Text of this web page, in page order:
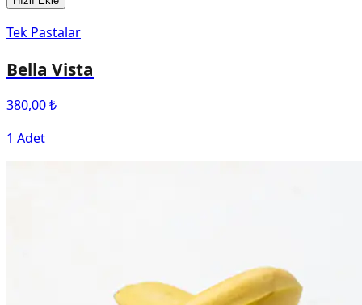
Tek Pastalar
Bella Vista
380,00 ₺
1 Adet